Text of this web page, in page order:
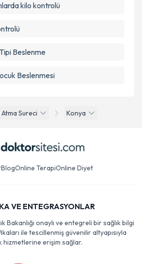
Sureci Konya
kilo kontrolü
Beslenme
Beslenmesi
BlogOnline TerapiOnline Diyet
VE ENTEGRASYONLAR
Bakanlığı onaylı ve entegreli bir sağlık bilgi
ile tescillenmiş güvenilir altyapısıyla
hizmetlerine erişim sağlar.